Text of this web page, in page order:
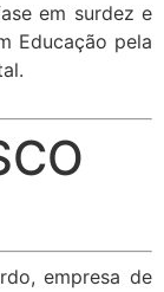
em surdez e
Educação pela
empresa de